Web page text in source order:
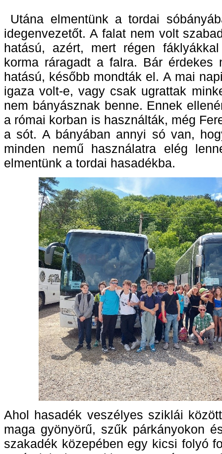
Utána elmentünk a tordai
idegenvezetőt. A falat nem volt
hatású, azért, mert régen
korma ráragadt a falra. Bár érdekes
hatású, később mondták el. A mai
igaza volt-e, vagy csak ugrattak
nem bányásznak benne. Ennek
a római korban is használták, még
a sót. A bányában annyi só van,
minden nemű használatra elég
elmentünk a tordai hasadékba.
Ahol hasadék veszélyes sziklái
maga gyönyörű, szűk párkányokon
szakadék közepében egy kicsi folyó